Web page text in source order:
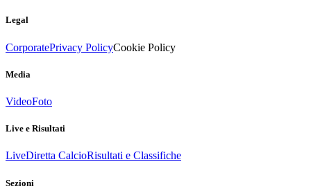
Legal
CorporatePrivacy PolicyCookie Policy
Media
VideoFoto
Live e Risultati
LiveDiretta CalcioRisultati e Classifiche
Sezioni